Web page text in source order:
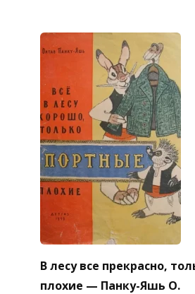
В лесу все прекрасно,
плохие — Панку-Яшь О.